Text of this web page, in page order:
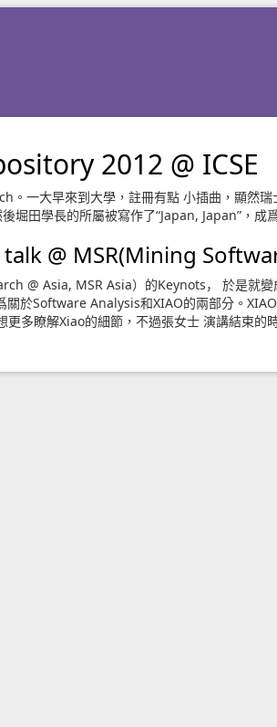
2012 @ ICSE
一大早來到大學，註冊有點 小插曲，顯然
堀田學長的所屬被寫作了“Japan, Japan”，成
@ MSR(Mining
@ Asia, MSR Asia）的Keynots， 於是就變
於Software Analysis和XIAO的兩部分。
多瞭解Xiao的細節，不過張女士 演講結束的